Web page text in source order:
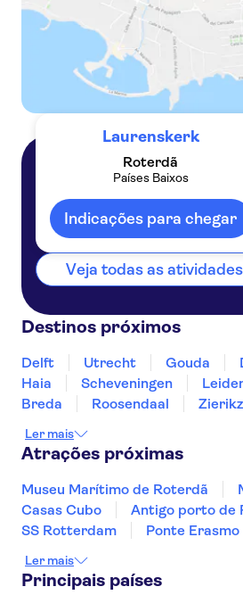
Laurenskerk
Roterdã
Países Baixos
Indicações para chegar
Países
Veja todas as
Destinos próximos
Delft Utrecht Gouda
Haia
Scheveningen
Breda
Roosendaal
Ler mais
Atrações próximas
Museu Marítimo de Roterdã
Casas Cubo
Antigo porto de
SS Rotterdam
Ponte Erasmo
Praça dos Museus
Ler mais
Principais países